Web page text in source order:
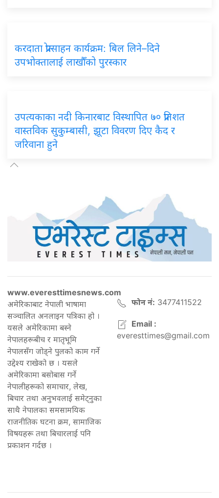
करदाता प्रोत्साहन कार्यक्रम: बिल लिने–दिने
उपभोक्तालाई लाखौँको पुरस्कार
उपत्यकाका नदी किनारबाट विस्थापित ७० प्रतिशत
वास्तविक सुकुम्बासी, झूटा विवरण दिए कैद र
जरिवाना हुने
www.everesttimesnews.com
अमेरिकाबाट नेपाली भाषामा
सञ्चालित अनलाइन पत्रिका हो ।
यसले अमेरिकामा बस्ने
नेपालहरूबीच र मातृभूमि
नेपालसँग जोड्ने पुलको काम गर्ने
उद्देश्य राखेको छ । यसले
अमेरिकामा बसोबास गर्ने
नेपालीहरूको समाचार, लेख,
बिचार तथा अनुभवलाई समेट्नुका
साथै नेपालका समसामयिक
राजनीतिक घटना क्रम, सामाजिक
विषयहरू तथा बिचारलाई पनि
प्रकाशन गर्दछ ।
फोन नं: 3477411522
Email :
everesttimes@gmail.com